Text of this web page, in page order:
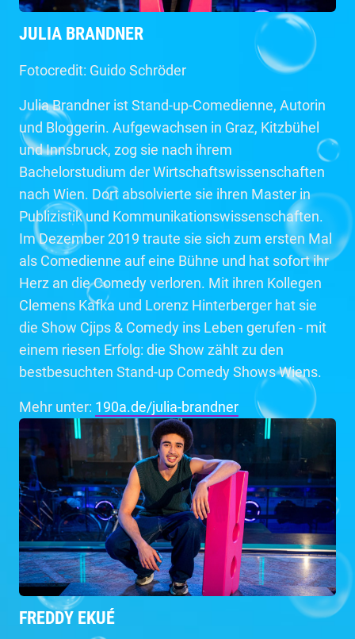
JULIA BRANDNER
Fotocredit: Guido Schröder
Julia Brandner ist Stand-up-Comedienne, Autorin
und Bloggerin. Aufgewachsen in Graz, Kitzbühel
und Innsbruck, zog sie nach ihrem
Bachelorstudium der Wirtschaftswissenschaften
nach Wien. Dort absolvierte sie ihren Master in
Publizistik und Kommunikationswissenschaften.
Im Dezember 2019 traute sie sich zum ersten Mal
als Comedienne auf eine Bühne und hat sofort ihr
Herz an die Comedy verloren. Mit ihren Kollegen
Clemens Kafka und Lorenz Hinterberger hat sie
die Show Cjips & Comedy ins Leben gerufen - mit
einem riesen Erfolg: die Show zählt zu den
bestbesuchten Stand-up Comedy Shows Wiens.
Mehr unter: 190a.de/julia-brandner
FREDDY EKUÉ